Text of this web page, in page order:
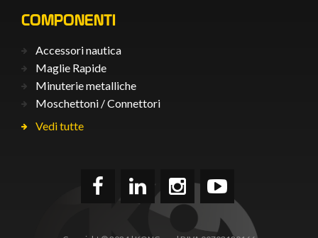
COMPONENTI
Accessori nautica
Maglie Rapide
Minuterie metalliche
Moschettoni / Connettori
Vedi tutte